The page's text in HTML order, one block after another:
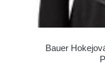
Bauer